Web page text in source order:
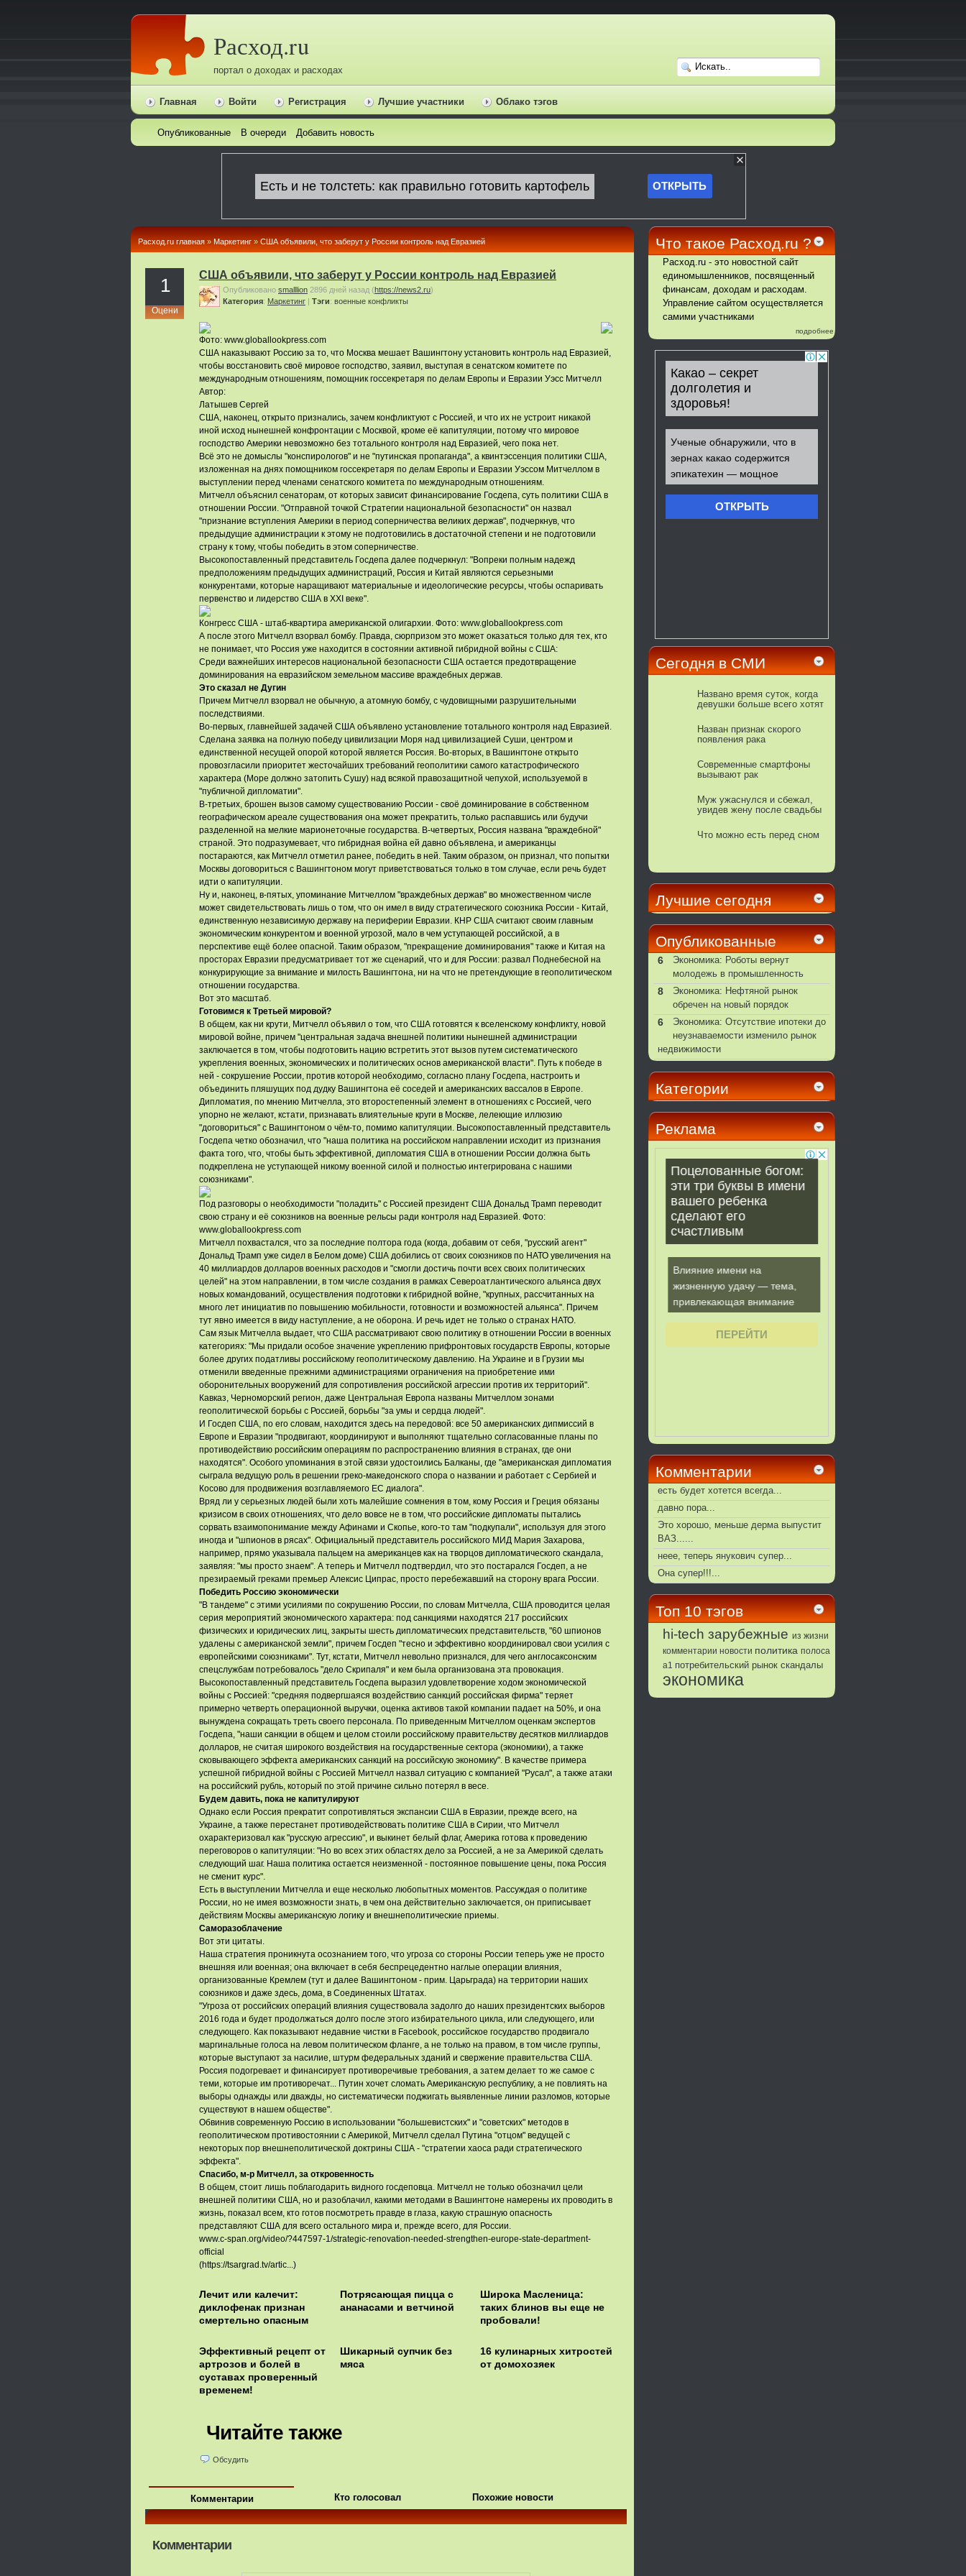
Расход.ru
портал о доходах и расходах
Главная Войти Регистрация Лучшие участники Облако тэгов
Опубликованные В очереди Добавить новость
Расход.ru главная » Маркетинг » США объявили, что заберут у России контроль над Евразией
1
Оцени
США объявили, что заберут у России контроль над Евразией
Опубликовано smalllion 2896 дней назад (https://news2.ru)
Категория: Маркетинг | Тэги: военные конфликты
Фото: www.globallookpress.com
США наказывают Россию за то, что Москва мешает Вашингтону установить контроль над Евразией,
чтобы восстановить своё мировое господство, заявил, выступая в сенатском комитете по
международным отношениям, помощник госсекретаря по делам Европы и Евразии Уэсс Митчелл
Автор:
Латышев Сергей
США, наконец, открыто признались, зачем конфликтуют с Россией, и что их не устроит никакой
иной исход нынешней конфронтации с Москвой, кроме её капитуляции, потому что мировое
господство Америки невозможно без тотального контроля над Евразией, чего пока нет.
Всё это не домыслы "конспирологов" и не "путинская пропаганда", а квинтэссенция политики США,
изложенная на днях помощником госсекретаря по делам Европы и Евразии Уэссом Митчеллом в
выступлении перед членами сенатского комитета по международным отношениям.
Митчелл объяснил сенаторам, от которых зависит финансирование Госдепа, суть политики США в
отношении России. "Отправной точкой Стратегии национальной безопасности" он назвал
"признание вступления Америки в период соперничества великих держав", подчеркнув, что
предыдущие администрации к этому не подготовились в достаточной степени и не подготовили
страну к тому, чтобы победить в этом соперничестве.
Высокопоставленный представитель Госдепа далее подчеркнул: "Вопреки полным надежд
предположениям предыдущих администраций, Россия и Китай являются серьезными
конкурентами, которые наращивают материальные и идеологические ресурсы, чтобы оспаривать
первенство и лидерство США в XXI веке".
Конгресс США - штаб-квартира американской олигархии. Фото: www.globallookpress.com
А после этого Митчелл взорвал бомбу. Правда, сюрпризом это может оказаться только для тех, кто
не понимает, что Россия уже находится в состоянии активной гибридной войны с США:
Среди важнейших интересов национальной безопасности США остается предотвращение
доминирования на евразийском земельном массиве враждебных держав.
Это сказал не Дугин
Причем Митчелл взорвал не обычную, а атомную бомбу, с чудовищными разрушительными
последствиями.
Во-первых, главнейшей задачей США объявлено установление тотального контроля над Евразией.
Сделана заявка на полную победу цивилизации Моря над цивилизацией Суши, центром и
единственной несущей опорой которой является Россия. Во-вторых, в Вашингтоне открыто
провозгласили приоритет жесточайших требований геополитики самого катастрофического
характера (Море должно затопить Сушу) над всякой правозащитной чепухой, используемой в
"публичной дипломатии".
В-третьих, брошен вызов самому существованию России - своё доминирование в собственном
географическом ареале существования она может прекратить, только распавшись или будучи
разделенной на мелкие марионеточные государства. В-четвертых, Россия названа "враждебной"
страной. Это подразумевает, что гибридная война ей давно объявлена, и американцы
постараются, как Митчелл отметил ранее, победить в ней. Таким образом, он признал, что попытки
Москвы договориться с Вашингтоном могут приветствоваться только в том случае, если речь будет
идти о капитуляции.
Ну и, наконец, в-пятых, упоминание Митчеллом "враждебных держав" во множественном числе
может свидетельствовать лишь о том, что он имел в виду стратегического союзника России - Китай,
единственную независимую державу на периферии Евразии. КНР США считают своим главным
экономическим конкурентом и военной угрозой, мало в чем уступающей российской, а в
перспективе ещё более опасной. Таким образом, "прекращение доминирования" также и Китая на
просторах Евразии предусматривает тот же сценарий, что и для России: развал Поднебесной на
конкурирующие за внимание и милость Вашингтона, ни на что не претендующие в геополитическом
отношении государства.
Вот это масштаб.
Готовимся к Третьей мировой?
В общем, как ни крути, Митчелл объявил о том, что США готовятся к вселенскому конфликту, новой
мировой войне, причем "центральная задача внешней политики нынешней администрации
заключается в том, чтобы подготовить нацию встретить этот вызов путем систематического
укрепления военных, экономических и политических основ американской власти". Путь к победе в
ней - сокрушение России, против которой необходимо, согласно плану Госдепа, настроить и
объединить пляшущих под дудку Вашингтона её соседей и американских вассалов в Европе.
Дипломатия, по мнению Митчелла, это второстепенный элемент в отношениях с Россией, чего
упорно не желают, кстати, признавать влиятельные круги в Москве, лелеющие иллюзию
"договориться" с Вашингтоном о чём-то, помимо капитуляции. Высокопоставленный представитель
Госдепа четко обозначил, что "наша политика на российском направлении исходит из признания
факта того, что, чтобы быть эффективной, дипломатия США в отношении России должна быть
подкреплена не уступающей никому военной силой и полностью интегрирована с нашими
союзниками".
Под разговоры о необходимости "поладить" с Россией президент США Дональд Трамп переводит
свою страну и её союзников на военные рельсы ради контроля над Евразией. Фото:
www.globallookpress.com
Митчелл похвастался, что за последние полтора года (когда, добавим от себя, "русский агент"
Дональд Трамп уже сидел в Белом доме) США добились от своих союзников по НАТО увеличения на
40 миллиардов долларов военных расходов и "смогли достичь почти всех своих политических
целей" на этом направлении, в том числе создания в рамках Североатлантического альянса двух
новых командований, осуществления подготовки к гибридной войне, "крупных, рассчитанных на
много лет инициатив по повышению мобильности, готовности и возможностей альянса". Причем
тут явно имеется в виду наступление, а не оборона. И речь идет не только о странах НАТО.
Сам язык Митчелла выдает, что США рассматривают свою политику в отношении России в военных
категориях: "Мы придали особое значение укреплению прифронтовых государств Европы, которые
более других податливы российскому геополитическому давлению. На Украине и в Грузии мы
отменили введенные прежними администрациями ограничения на приобретение ими
оборонительных вооружений для сопротивления российской агрессии против их территорий".
Кавказ, Черноморский регион, даже Центральная Европа названы Митчеллом зонами
геополитической борьбы с Россией, борьбы "за умы и сердца людей".
И Госдеп США, по его словам, находится здесь на передовой: все 50 американских дипмиссий в
Европе и Евразии "продвигают, координируют и выполняют тщательно согласованные планы по
противодействию российским операциям по распространению влияния в странах, где они
находятся". Особого упоминания в этой связи удостоились Балканы, где "американская дипломатия
сыграла ведущую роль в решении греко-македонского спора о названии и работает с Сербией и
Косово для продвижения возглавляемого ЕС диалога".
Вряд ли у серьезных людей были хоть малейшие сомнения в том, кому Россия и Греция обязаны
кризисом в своих отношениях, что дело вовсе не в том, что российские дипломаты пытались
сорвать взаимопонимание между Афинами и Скопье, кого-то там "подкупали", используя для этого
иногда и "шпионов в рясах". Официальный представитель российского МИД Мария Захарова,
например, прямо указывала пальцем на американцев как на творцов дипломатического скандала,
заявляя: "мы просто знаем". А теперь и Митчелл подтвердил, что это постарался Госдеп, а не
презираемый греками премьер Алексис Ципрас, просто перебежавший на сторону врага России.
Победить Россию экономически
"В тандеме" с этими усилиями по сокрушению России, по словам Митчелла, США проводится целая
серия мероприятий экономического характера: под санкциями находятся 217 российских
физических и юридических лиц, закрыты шесть дипломатических представительств, "60 шпионов
удалены с американской земли", причем Госдеп "тесно и эффективно координировал свои усилия с
европейскими союзниками". Тут, кстати, Митчелл невольно признался, для чего англосаксонским
спецслужбам потребовалось "дело Скрипаля" и кем была организована эта провокация.
Высокопоставленный представитель Госдепа выразил удовлетворение ходом экономической
войны с Россией: "средняя подвергшаяся воздействию санкций российская фирма" теряет
примерно четверть операционной выручки, оценка активов такой компании падает на 50%, и она
вынуждена сокращать треть своего персонала. По приведенным Митчеллом оценкам экспертов
Госдепа, "наши санкции в общем и целом стоили российскому правительству десятков миллиардов
долларов, не считая широкого воздействия на государственные сектора (экономики), а также
сковывающего эффекта американских санкций на российскую экономику". В качестве примера
успешной гибридной войны с Россией Митчелл назвал ситуацию с компанией "Русал", а также атаки
на российский рубль, который по этой причине сильно потерял в весе.
Будем давить, пока не капитулируют
Однако если Россия прекратит сопротивляться экспансии США в Евразии, прежде всего, на
Украине, а также перестанет противодействовать политике США в Сирии, что Митчелл
охарактеризовал как "русскую агрессию", и выкинет белый флаг, Америка готова к проведению
переговоров о капитуляции: "Но во всех этих областях дело за Россией, а не за Америкой сделать
следующий шаг. Наша политика остается неизменной - постоянное повышение цены, пока Россия
не сменит курс".
Есть в выступлении Митчелла и еще несколько любопытных моментов. Рассуждая о политике
России, но не имея возможности знать, в чем она действительно заключается, он приписывает
действиям Москвы американскую логику и внешнеполитические приемы.
Саморазоблачение
Вот эти цитаты.
Наша стратегия проникнута осознанием того, что угроза со стороны России теперь уже не просто
внешняя или военная; она включает в себя беспрецедентно наглые операции влияния,
организованные Кремлем (тут и далее Вашингтоном - прим. Царьграда) на территории наших
союзников и даже здесь, дома, в Соединенных Штатах.
"Угроза от российских операций влияния существовала задолго до наших президентских выборов
2016 года и будет продолжаться долго после этого избирательного цикла, или следующего, или
следующего. Как показывают недавние чистки в Facebook, российское государство продвигало
маргинальные голоса на левом политическом фланге, а не только на правом, в том числе группы,
которые выступают за насилие, штурм федеральных зданий и свержение правительства США.
Россия подогревает и финансирует противоречивые требования, а затем делает то же самое с
теми, которые им противоречат... Путин хочет сломать Американскую республику, а не повлиять на
выборы однажды или дважды, но систематически поджигать выявленные линии разломов, которые
существуют в нашем обществе".
Обвинив современную Россию в использовании "большевистских" и "советских" методов в
геополитическом противостоянии с Америкой, Митчелл сделал Путина "отцом" ведущей с
некоторых пор внешнеполитической доктрины США - "стратегии хаоса ради стратегического
эффекта".
Спасибо, м-р Митчелл, за откровенность
В общем, стоит лишь поблагодарить видного госдеповца. Митчелл не только обозначил цели
внешней политики США, но и разоблачил, какими методами в Вашингтоне намерены их проводить в
жизнь, показал всем, кто готов посмотреть правде в глаза, какую страшную опасность
представляют США для всего остального мира и, прежде всего, для России.
www.c-span.org/video/?447597-1/strategic-renovation-needed-strengthen-europe-state-department-
official
(https://tsargrad.tv/artic...)
Лечит или калечит:
диклофенак признан
смертельно опасным
Потрясающая пицца с
ананасами и ветчиной
Широка Масленица:
таких блинов вы еще не
пробовали!
Эффективный рецепт от
артрозов и болей в
суставах проверенный
временем!
Шикарный супчик без
мяса
16 кулинарных хитростей
от домохозяек
Читайте также
Обсудить
Комментарии Кто голосовал Похожие новости
Комментарии
Что такое Расход.ru ?
Расход.ru - это новостной сайт
единомышленников, посвященный
финансам, доходам и расходам.
Управление сайтом осуществляется
самими участниками
подробнее
Сегодня в СМИ
Названо время суток, когда
девушки больше всего хотят
Назван признак скорого
появления рака
Современные смартфоны
вызывают рак
Муж ужаснулся и сбежал,
увидев жену после свадьбы
Что можно есть перед сном
Лучшие сегодня
Опубликованные
6
Экономика: Роботы вернут
молодежь в промышленность
8
Экономика: Нефтяной рынок
обречен на новый порядок
6
Экономика: Отсутствие ипотеки до
неузнаваемости изменило рынок
недвижимости
Категории
Реклама
Комментарии
есть будет хотется всегда...
давно пора...
Это хорошо, меньше дерма выпустит
ВАЗ......
неее, теперь янукович супер...
Она супер!!!...
Топ 10 тэгов
hi-tech зарубежные из жизни
комментарии новости политика полоса
а1 потребительский рынок скандалы
экономика